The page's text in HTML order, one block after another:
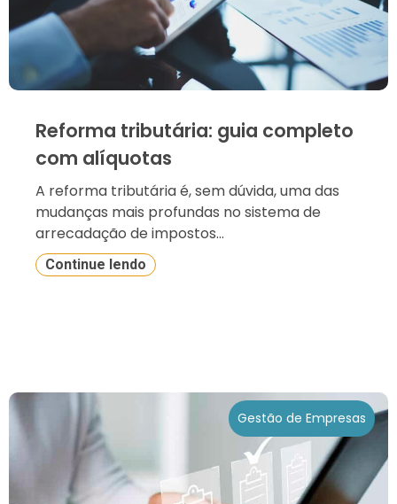
Reforma tributária: guia completo
com alíquotas
A reforma tributária é, sem dúvida, uma das
mudanças mais profundas no sistema de
arrecadação de impostos...
Continue lendo
Gestão de Empresas